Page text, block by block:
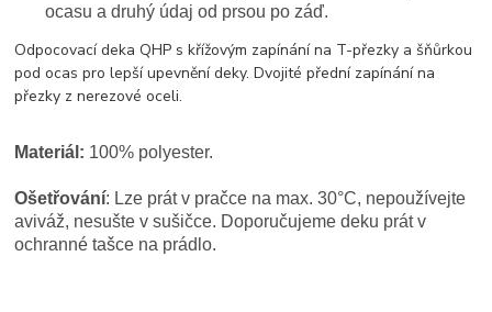
ocasu a druhý údaj od prsou po záď.
Odpocovací deka QHP s křížovým zapínání na T-přezky a šňůrkou
pod ocas pro lepší upevnění deky. Dvojité přední zapínání na
přezky z nerezové oceli.
Materiál: 100% polyester.
Ošetřování: Lze prát v pračce na max. 30°C, nepoužívejte
aviváž, nesušte v sušičce. Doporučujeme deku prát v
ochranné tašce na prádlo.